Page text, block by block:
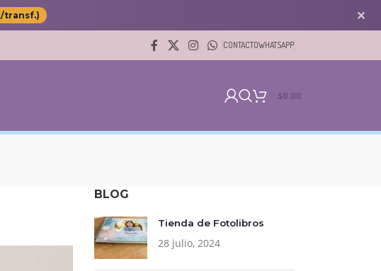
transf.) ✕
CONTACTOWHATSAPP
$0.00
BLOG
Tienda de Fotolibros
28 julio, 2024